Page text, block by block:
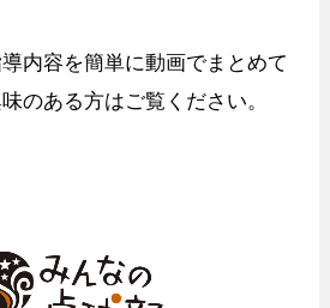
内容を簡単に動画でまとめて
のある方はご覧ください。